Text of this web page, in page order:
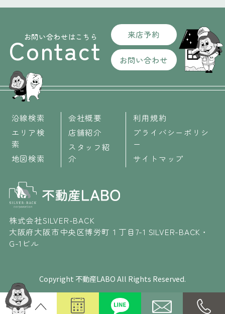
お問い合わせはこちら
Contact 来店予約
お問い合わせ
沿線検索
エリア検
索
地図検索
会社概要
店舗紹介
スタッフ紹
介
利用規約
プライバシーポリシ
ー
サイトマップ
株式会社SILVER-BACK
大阪府大阪市中央区博労町１丁目7-1 SILVER-BACK・
G-1ビル
Copyright 不動産LABO All Rights Reserved.